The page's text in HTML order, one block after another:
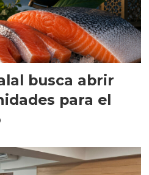
busca abrir
para el